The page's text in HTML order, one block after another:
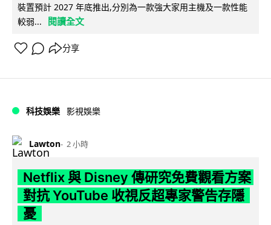
裝置預計 2027 年底推出,分別為一款強大家用主機及一款性能
較弱...
閱讀全文
分享
科技娛樂 影視娛樂
Lawton 2 小時
Netflix 與 Disney 傳研究免費觀看方案
對抗 YouTube 收視反超專家警告存隱
憂